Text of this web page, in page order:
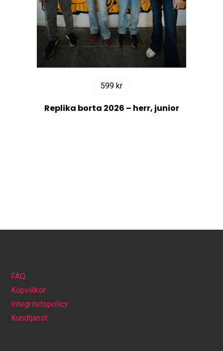
599 kr
Replika borta 2026 – herr, junior
FAQ
Köpvillkor
Integritetspolicy
Kundtjänst